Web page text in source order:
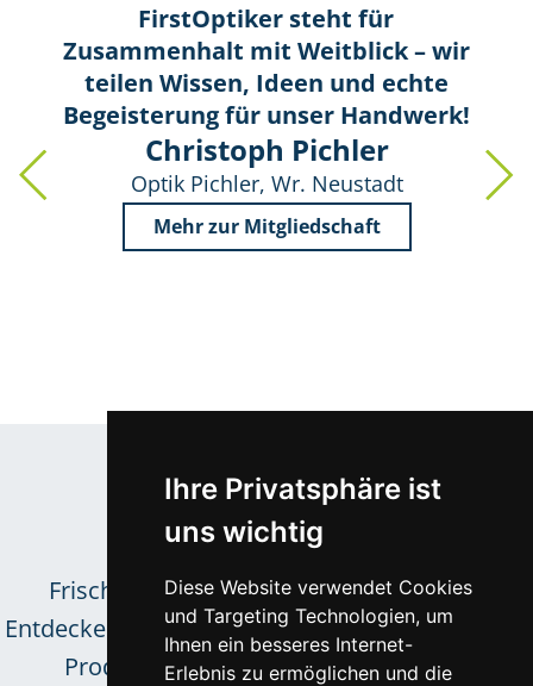
Ihre Privatsphäre ist
uns wichtig
Diese Website verwendet Cookies
und Targeting Technologien, um
Ihnen ein besseres Internet-
Erlebnis zu ermöglichen und die
FirstOptiker steht für
Zusammenhalt mit Weitblick – wir
teilen Wissen, Ideen und echte
Begeisterung für unser Handwerk!
Christoph Pichler
Optik Pichler, Wr. Neustadt
Mehr zur Mitgliedschaft
Trends &
Neuigkeiten
Frische Inspirationen für das Sortiment.
Entdecken Sie neue Kollektionen und innovative
Produkttrends unserer zuverlässigen